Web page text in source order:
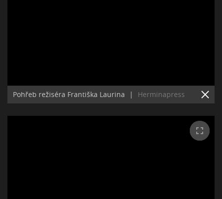
Pohřeb režiséra Františka Laurina | Herminapress